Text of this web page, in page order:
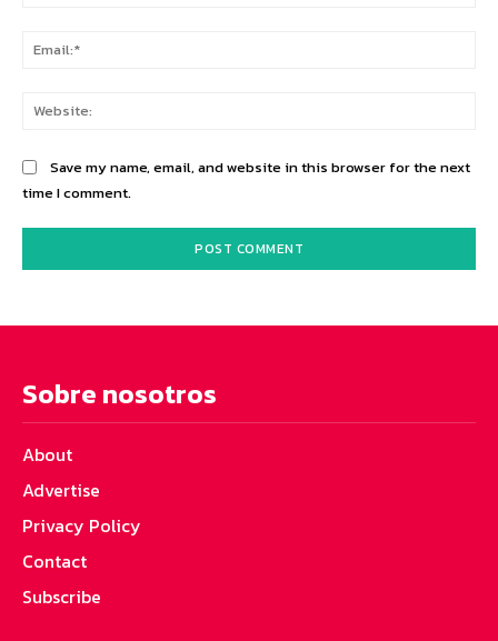
Save my name, email, and website in this browser for the next
time I comment.
Sobre nosotros
About
Advertise
Privacy Policy
Contact
Subscribe